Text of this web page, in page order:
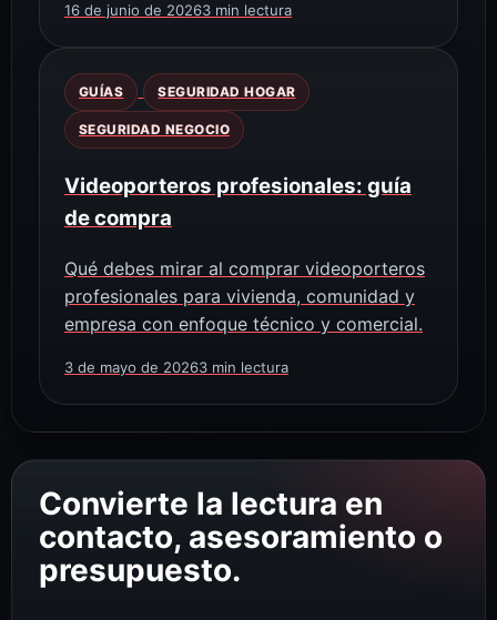
16 de junio de 20263 min lectura
GUÍAS SEGURIDAD HOGAR
SEGURIDAD NEGOCIO
Videoporteros profesionales: guía
de compra
Qué debes mirar al comprar videoporteros
profesionales para vivienda, comunidad y
empresa con enfoque técnico y comercial.
3 de mayo de 20263 min lectura
Convierte la lectura en
contacto, asesoramiento o
presupuesto.